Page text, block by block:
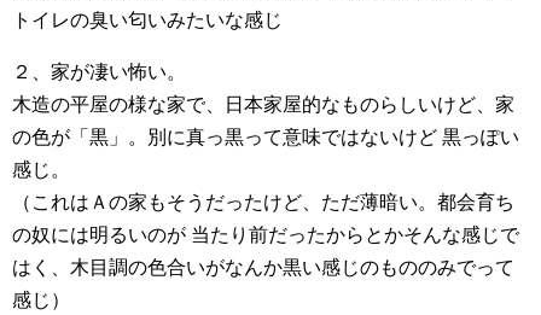
トイレの臭い匂いみたいな感じ
２、家が凄い怖い。
木造の平屋の様な家で、日本家屋的なものらしいけど、家
の色が「黒」。別に真っ黒って意味ではないけど 黒っぽい
感じ。
（これはＡの家もそうだったけど、ただ薄暗い。都会育ち
の奴には明るいのが 当たり前だったからとかそんな感じで
はく、木目調の色合いがなんか黒い感じのもののみでって
感じ）